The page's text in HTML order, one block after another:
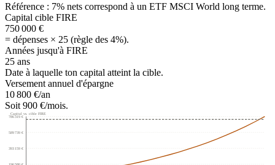
Référence : 7% nets correspond à un ETF MSCI World long terme.
Capital cible FIRE
750 000 €
= dépenses × 25 (règle des 4%).
Années jusqu'à FIRE
25 ans
Date à laquelle ton capital atteint la cible.
Versement annuel d'épargne
10 800 €/an
Soit 900 €/mois.
393 159 €
589 739 €
786 319 €
Capital vs. cible FIRE